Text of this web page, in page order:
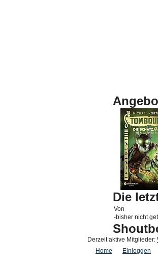
Die
Von
-bisher nicht
Derzeit aktive Mitglieder:
Home
Einloggen